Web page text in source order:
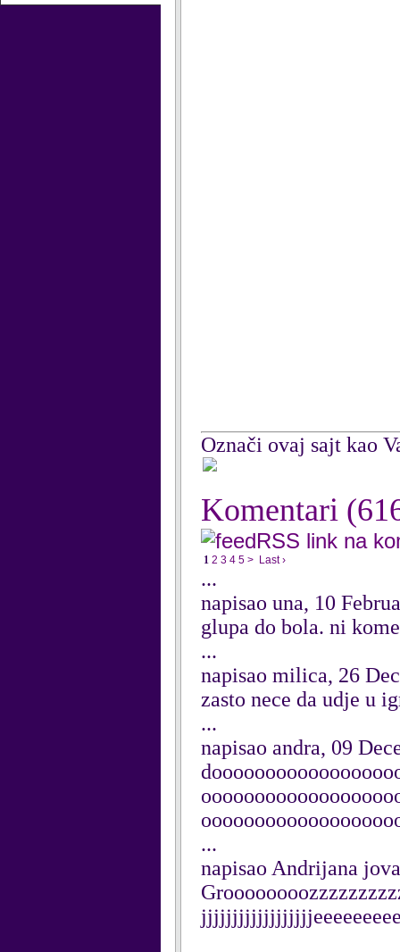
Označi ovaj sajt kao
Komentari
RSS link na
1 2 3 4 5 > Last ›
...
napisao una, 10
glupa do bola. ni
...
napisao milica, 26
zasto nece da udje u
...
napisao andra, 09
...
napisao Andrijana